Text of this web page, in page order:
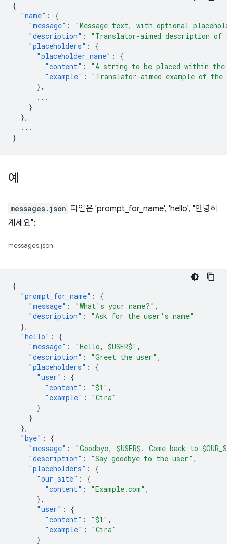
{
"name" :
{
"message" :
"Message text, with optional
"description" :
"Translator-aimed description of
"placeholders" :
{
"placeholder_name" :
{
"content" :
"A string to be placed within the
"example" :
"Translator-aimed example of
},
...
}
},
...
}
예
messages.json 파일은 'prompt_for_name', 'hello', "안녕히
계세요":
messages.json:
{
"prompt_for_name" :
{
"message" : "What's your name?" ,
"description" :
"Ask for the user's name"
},
"hello" :
{
"message" : "Hello, $USER$" ,
"description" : "Greet the user" ,
"placeholders" :
{
"user" :
{
"content" : "$1" ,
"example" :
"Cira"
}
}
},
"bye" :
{
"message" :
"Goodbye, $USER$. Come back to
"description" : "Say goodbye to the user" ,
"placeholders" :
{
"our_site" :
{
"content" : "Example.com" ,
},
"user" :
{
"content" : "$1" ,
"example" :
"Cira"
}